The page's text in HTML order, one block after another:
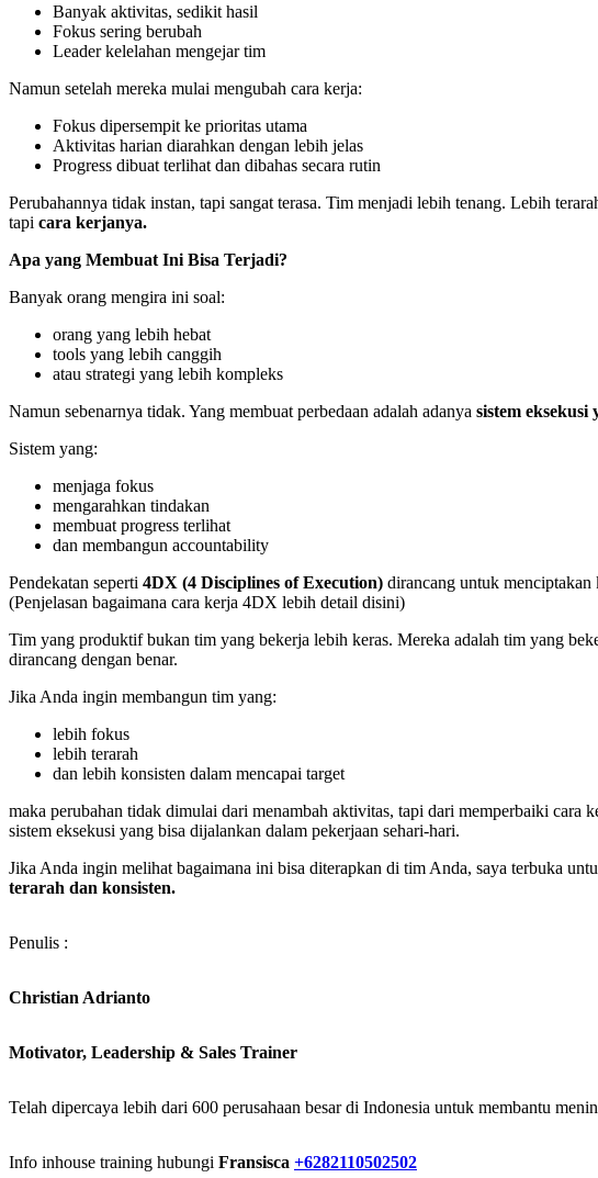
Banyak aktivitas, sedikit hasil
Fokus sering berubah
Leader kelelahan mengejar tim
Namun setelah mereka mulai mengubah cara kerja:
Fokus dipersempit ke prioritas utama
Aktivitas harian diarahkan dengan lebih jelas
Progress dibuat terlihat dan dibahas secara rutin
Perubahannya tidak instan, tapi sangat terasa. Tim menjadi lebih tenang. Lebih
tapi cara kerjanya.
Apa yang Membuat Ini Bisa Terjadi?
Banyak orang mengira ini soal:
orang yang lebih hebat
tools yang lebih canggih
atau strategi yang lebih kompleks
Namun sebenarnya tidak. Yang membuat perbedaan adalah adanya sistem
Sistem yang:
menjaga fokus
mengarahkan tindakan
membuat progress terlihat
dan membangun accountability
Pendekatan seperti 4DX (4 Disciplines of Execution) dirancang untuk menciptakan
(Penjelasan bagaimana cara kerja 4DX lebih detail disini)
Tim yang produktif bukan tim yang bekerja lebih keras. Mereka adalah tim yang
dirancang dengan benar.
Jika Anda ingin membangun tim yang:
lebih fokus
lebih terarah
dan lebih konsisten dalam mencapai target
maka perubahan tidak dimulai dari menambah aktivitas, tapi dari memperbaiki cara
sistem eksekusi yang bisa dijalankan dalam pekerjaan sehari-hari.
Jika Anda ingin melihat bagaimana ini bisa diterapkan di tim Anda, saya terbuka
terarah dan konsisten.
Penulis :
Christian Adrianto
Motivator, Leadership & Sales Trainer
Telah dipercaya lebih dari 600 perusahaan besar di Indonesia untuk membantu
Info inhouse training hubungi Fransisca +6282110502502